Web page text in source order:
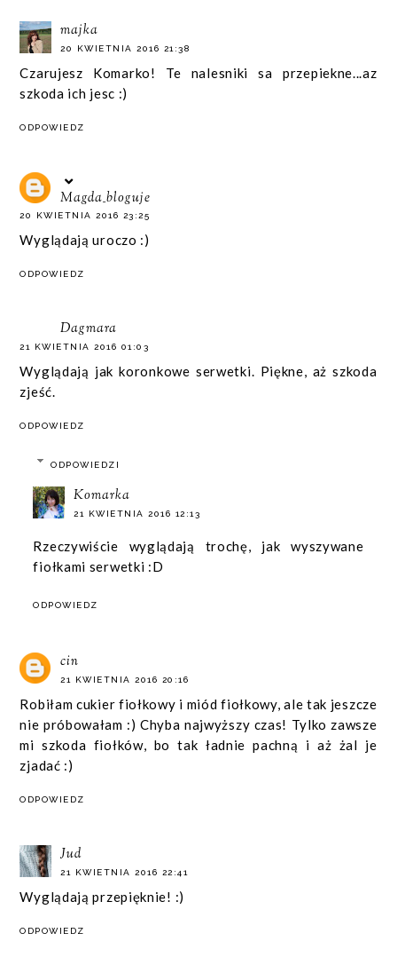
majka
20 KWIETNIA 2016 21:38
Czarujesz Komarko! Te nalesniki sa przepiekne...az
szkoda ich jesc :)
ODPOWIEDZ
Magda_bloguje
20 KWIETNIA 2016 23:25
Wyglądają uroczo :)
ODPOWIEDZ
Dagmara
21 KWIETNIA 2016 01:03
Wyglądają jak koronkowe serwetki. Piękne, aż szkoda
zjeść.
ODPOWIEDZ
ODPOWIEDZI
Komarka
21 KWIETNIA 2016 12:13
Rzeczywiście wyglądają trochę, jak wyszywane
fiołkami serwetki :D
ODPOWIEDZ
cin
21 KWIETNIA 2016 20:16
Robiłam cukier fiołkowy i miód fiołkowy, ale tak jeszcze
nie próbowałam :) Chyba najwyższy czas! Tylko zawsze
mi szkoda fiołków, bo tak ładnie pachną i aż żal je
zjadać :)
ODPOWIEDZ
Jud
21 KWIETNIA 2016 22:41
Wyglądają przepięknie! :)
ODPOWIEDZ